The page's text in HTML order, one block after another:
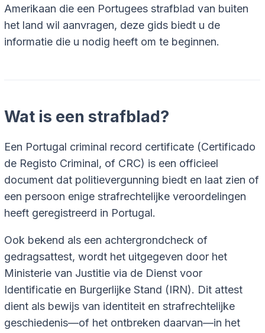
Amerikaan die een Portugees strafblad van buiten
het land wil aanvragen, deze gids biedt u de
informatie die u nodig heeft om te beginnen.
Wat is een strafblad?
Een Portugal criminal record certificate (Certificado
de Registo Criminal, of CRC) is een officieel
document dat politievergunning biedt en laat zien of
een persoon enige strafrechtelijke veroordelingen
heeft geregistreerd in Portugal.
Ook bekend als een achtergrondcheck of
gedragsattest, wordt het uitgegeven door het
Ministerie van Justitie via de Dienst voor
Identificatie en Burgerlijke Stand (IRN). Dit attest
dient als bewijs van identiteit en strafrechtelijke
geschiedenis—of het ontbreken daarvan—in het